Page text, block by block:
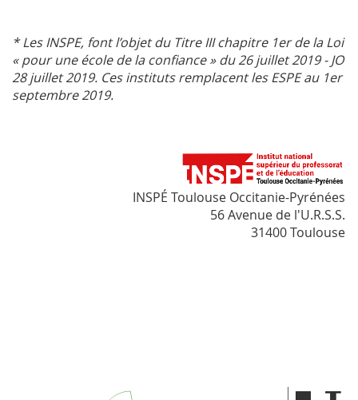
* Les INSPE, font l’objet du Titre III chapitre 1er de la Loi
« pour une école de la confiance » du 26 juillet 2019 - JO
28 juillet 2019. Ces instituts remplacent les ESPE au 1er
septembre 2019.
INSPÉ Toulouse Occitanie-Pyrénées
56 Avenue de l'U.R.S.S.
31400 Toulouse